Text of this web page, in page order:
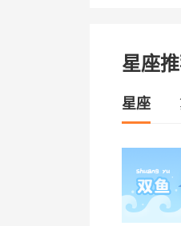
星座
星座